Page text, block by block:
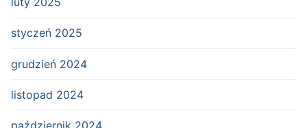
styczeń 2025
grudzień 2024
listopad 2024